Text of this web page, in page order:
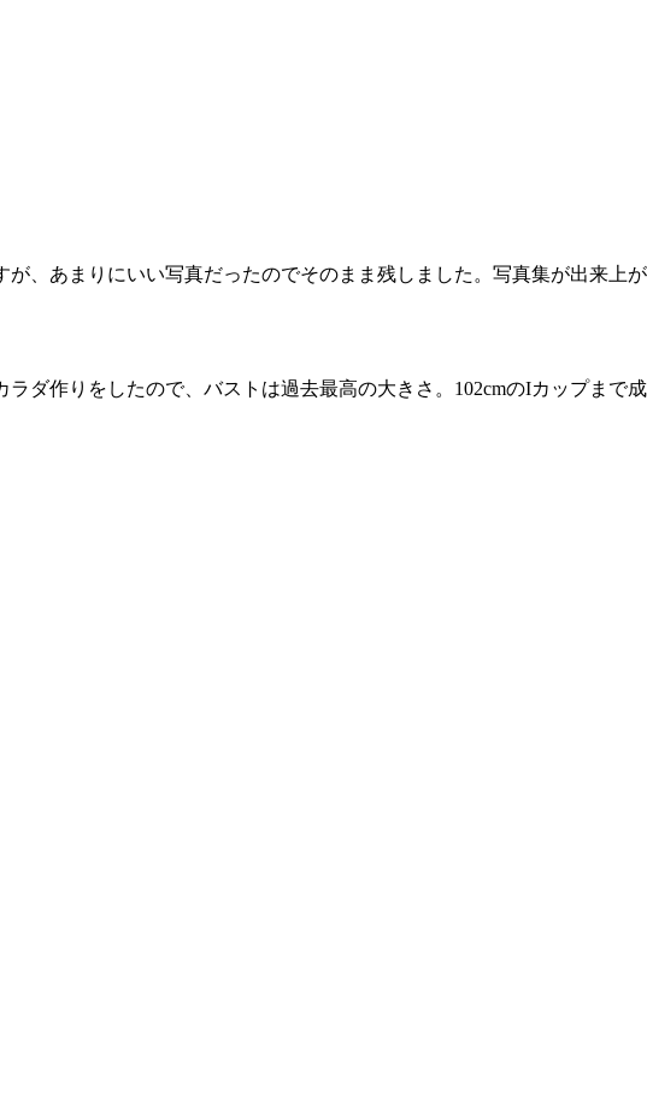
、あまりにいい写真だったのでそのまま残しました。写真集が出来上が
ダ作りをしたので、バストは過去最高の大きさ。102cmのIカップまで成